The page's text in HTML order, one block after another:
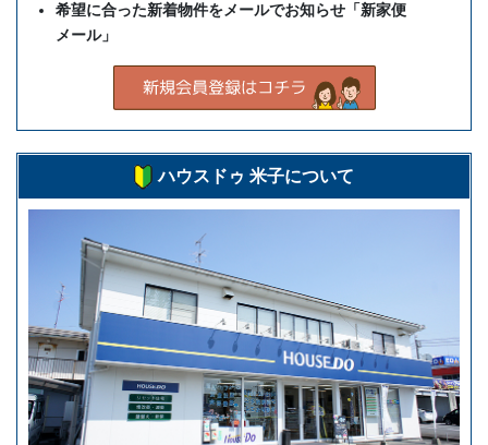
希望に合った新着物件をメールでお知らせ「新家便
メール」
ハウスドゥ 米子について